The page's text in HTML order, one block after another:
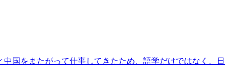
国をまたがって仕事してきたため、語学だけではなく、日